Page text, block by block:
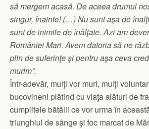
să mergem acasă. De aceea drumul
singur, înainte! (…) Nu sunt aşa de
sunt de inimile de înălţate. Azi am
României Mari. Avem datoria să ne
plin de suferinţe şi pentru aşa ceva
murim”.
Într-adevăr, mulţi vor muri, mulţi
bucovineni plătind cu viaţa alături de
cumplitele bătălii ce vor urma în
triunghiul de sânge şi foc marcat de